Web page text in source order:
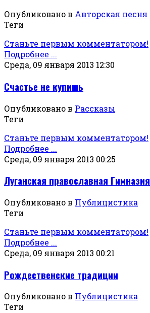
Опубликовано в Авторская песня
Теги
Станьте первым комментатором!
Подробнее ...
Среда, 09 января 2013 12:30
Счастье не купишь
Опубликовано в Рассказы
Теги
Станьте первым комментатором!
Подробнее ...
Среда, 09 января 2013 00:25
Луганская православная Гимназия
Опубликовано в Публицистика
Теги
Станьте первым комментатором!
Подробнее ...
Среда, 09 января 2013 00:21
Рождественские традиции
Опубликовано в Публицистика
Теги